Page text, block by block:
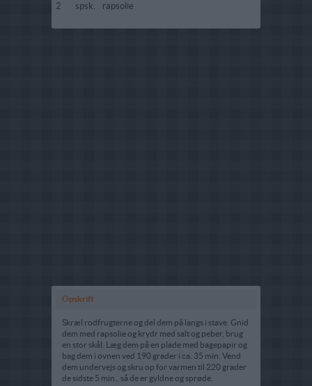
2
spsk. rapsolie
Opskrift
Skræl rodfrugterne og del dem på langs i stave. Gnid
dem med rapsolie og krydr med salt og peber, brug
en stor skål. Læg dem på en plade med bagepapir og
bag dem i ovnen ved 190 grader i ca. 35 min. Vend
dem undervejs og skru op for varmen til 220 grader
de sidste 5 min., så de er gyldne og sprøde.